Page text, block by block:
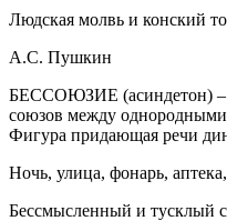
Людская молвь и конский
А.С. Пушкин
БЕССОЮЗИЕ (асиндетон)
союзов между
Фигура придающая речи
Ночь, улица, фонарь, аптека,
Бессмысленный и тусклый